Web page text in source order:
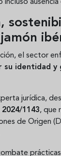
incluso
el sector
su identidad y
jurídica,
1143, que
de Origen